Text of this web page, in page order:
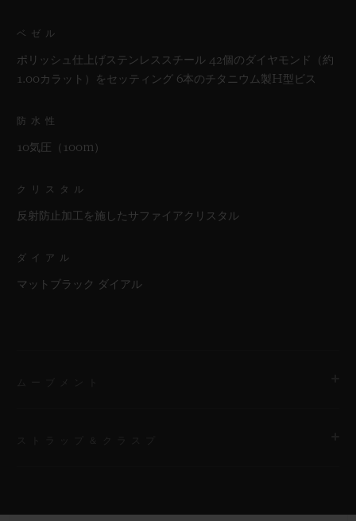
ベゼル
ポリッシュ仕上げステンレススチール 42個のダイヤモンド（約
1.00カラット）をセッティング 6本のチタニウム製H型ビス
防水性
10気圧（100m）
クリスタル
反射防止加工を施したサファイアクリスタル
ダイアル
マットブラック ダイアル
ストラップ